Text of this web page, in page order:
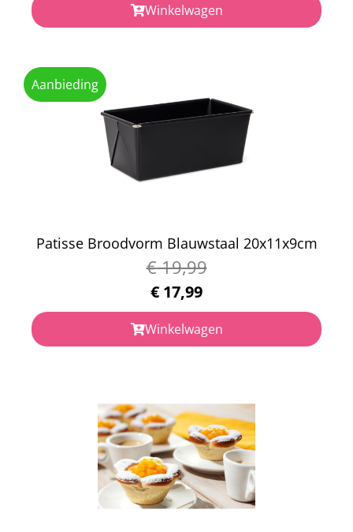
Winkelwagen
Aanbieding
Patisse Broodvorm Blauwstaal 20x11x9cm
€19,99
€ 17,99
Winkelwagen